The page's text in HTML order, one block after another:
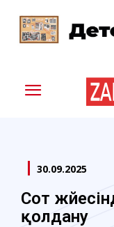
30.09.2025
Сот
қолдану